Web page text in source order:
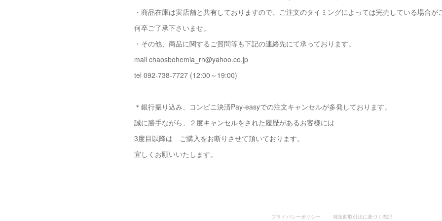
・商品在庫は実店舗と共有しておりますので、ご注文のタイミングによっては完売している場合が
何卒ご了承下さいませ。
・その他、商品に関するご質問等も下記の連絡先にて承っております。
mail chaosbohemia_rh@yahoo.co.jp
tel 092-738-7727 (12:00～19:00)
＊銀行振り込み、コンビニ決済Pay-easyでの注文キャンセルが多発しております。
誠に勝手ながら、２度キャンセルをされた履歴があるお客様には
3度目以降は ご購入をお断りさせて頂いております。
宜しくお願いいたします。
プライバシーポリシー 特定商取引法に基づく表記